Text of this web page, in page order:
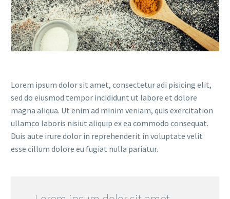
Lorem ipsum dolor sit amet, consectetur adi pisicing elit,
sed do eiusmod tempor incididunt ut labore et dolore
magna aliqua. Ut enim ad minim veniam, quis exercitation
ullamco laboris nisiut aliquip ex ea commodo consequat.
Duis aute irure dolor in reprehenderit in voluptate velit
esse cillum dolore eu fugiat nulla pariatur.